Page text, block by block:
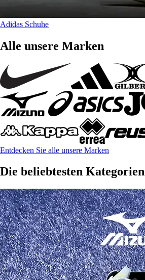
Adidas Schuhe
Alle unsere Marken
Entdecken Sie alle unsere Marken
Die beliebtesten Kategorien